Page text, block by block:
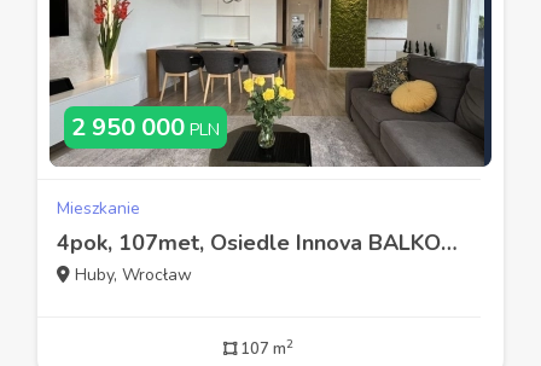
2 950 000 PLN
Mieszkanie
4pok, 107met, Osiedle Innova BALKON / GARAŻ / WINDA / 2017 (Wrocław)
Huby, Wrocław
107 m2